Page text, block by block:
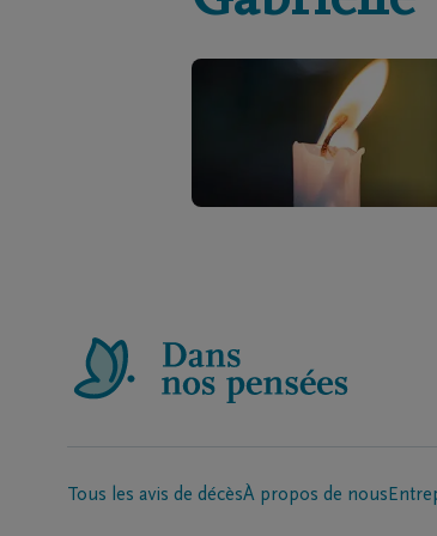
Tous les avis de décèsÀ propos de nous